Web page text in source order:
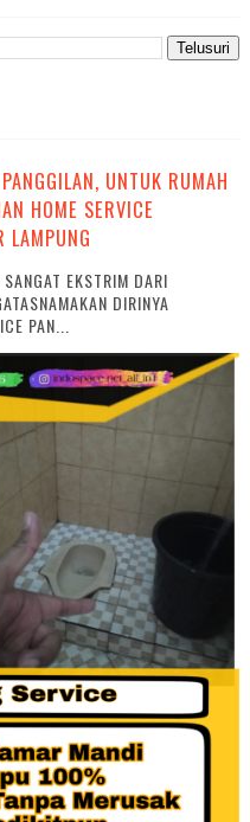
UNTUK RUMAH
HOME SERVICE
LAMPUNG
EKSTRIM DARI
DIRINYA
PAN...